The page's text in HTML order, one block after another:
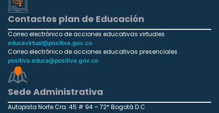
Contactos plan de Educación
Correo electrónico de acciones educativas virtuales
educavirtual@positiva.gov.co
Correo electrónico de acciones educativas presenciales
positiva.educa@positiva.gov.co
Sede Administrativa
Autopista Norte Cra. 45 # 94 – 72* Bogotá D.C